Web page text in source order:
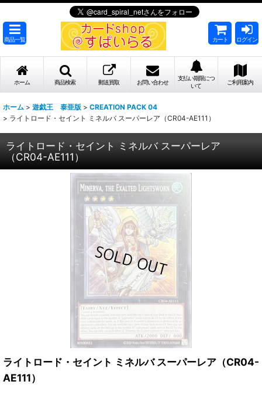
商品一覧 カート ログイン
ホーム 商品検索 郵送買取 お問い合わせ
支払い期限につ
いて
ご利用案内
ホーム > 遊戯王 泰亜版 > CREATION PACK 04
> ライトロード・セイント ミネルバ スーパーレア（CR04-AE111）
ライトロード・セイント ミネルバ スーパーレア
（CR04-AE111）
ライトロード・セイント ミネルバ スーパーレア（CR04-
AE111）